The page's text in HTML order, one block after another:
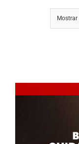
Mostrar